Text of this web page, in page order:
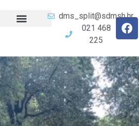
dms_split@sdmsh.hr
021 468
225